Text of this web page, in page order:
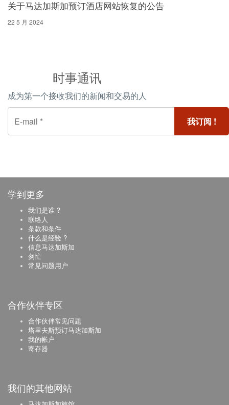
关于马达加斯加预订酒店网站恢复的公告
22 5 月 2024
时事通讯
成为第一个接收我们的新闻和交易的人
学到更多
我们是谁 ?
联络人
条款和条件
什么是经验 ?
信息马达加斯加
匆忙
常见问题用户
合作伙伴专区
合作伙伴常见问题
塔里夫斯预订马达加斯加
我的帐户
寄存器
我们的其他网站